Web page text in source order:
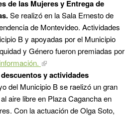
de las Mujeres y Entrega de
Se realizó en la Sala Ernesto de
de Montevideo. Actividades
B y apoyadas por el Municipio
y Género fueron premiadas por
y actividades
del Municipio B se raelizó un gran
aire libre en Plaza Cagancha en
Con la actuación de Olga Soto,